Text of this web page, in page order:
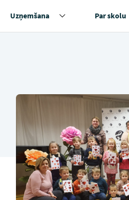
Uzņemšana Par skolu